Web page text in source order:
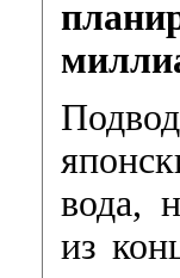
вода,
из